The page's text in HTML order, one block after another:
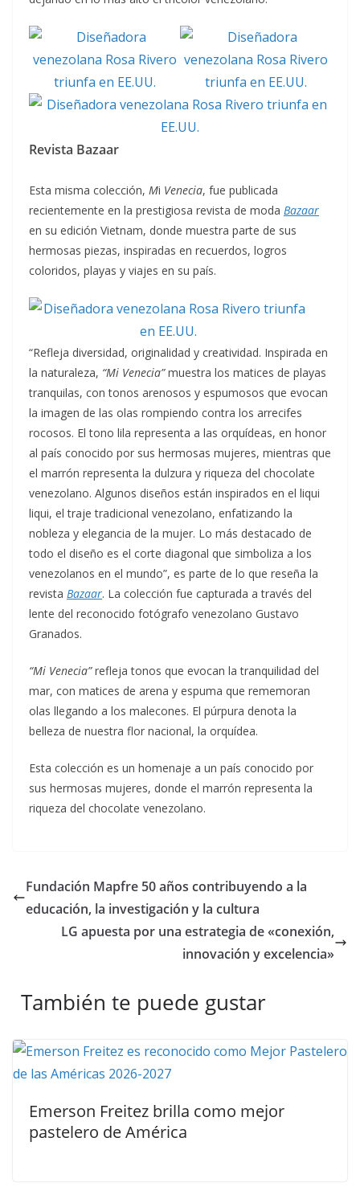
Revista Bazaar
Esta misma colección, Mi Venecia, fue publicada
recientemente en la prestigiosa revista de moda Bazaar
en su edición Vietnam, donde muestra parte de sus
hermosas piezas, inspiradas en recuerdos, logros
coloridos, playas y viajes en su país.
“Refleja diversidad, originalidad y creatividad. Inspirada en
la naturaleza, “Mi Venecia”muestra los matices de playas
tranquilas, con tonos arenosos y espumosos que evocan
la imagen de las olas rompiendo contra los arrecifes
rocosos. El tono lila representa a las orquídeas, en honor
al país conocido por sus hermosas mujeres, mientras que
el marrón representa la dulzura y riqueza del chocolate
venezolano. Algunos diseños están inspirados en el liqui
liqui, el traje tradicional venezolano, enfatizando la
nobleza y elegancia de la mujer. Lo más destacado de
todo el diseño es el corte diagonal que simboliza a los
venezolanos en el mundo”, es parte de lo que reseña la
revista Bazaar. La colección fue capturada a través del
lente del reconocido fotógrafo venezolano Gustavo
Granados.
“Mi Venecia”refleja tonos que evocan la tranquilidad del
mar, con matices de arena y espuma que rememoran
olas llegando a los malecones. El púrpura denota la
belleza de nuestra flor nacional, la orquídea.
Esta colección es un homenaje a un país conocido por
sus hermosas mujeres, donde el marrón representa la
riqueza del chocolate venezolano.
Fundación Mapfre 50 años contribuyendo a la
educación, la investigación y la cultura
LG apuesta por una estrategia de «conexión,
innovación y excelencia»
También te puede gustar
Emerson Freitez brilla como mejor
pastelero de América